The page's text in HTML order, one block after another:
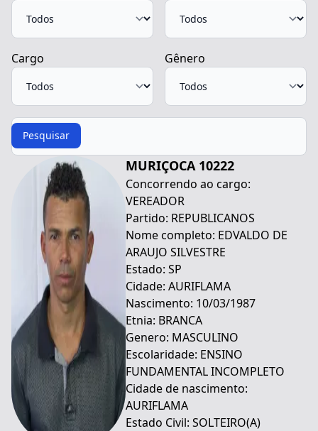
Cargo Gênero
Procurar
Pesquisar
MURIÇOCA 10222
Concorrendo ao cargo:
VEREADOR
Partido: REPUBLICANOS
Nome completo: EDVALDO DE
ARAUJO SILVESTRE
Estado: SP
Cidade: AURIFLAMA
Nascimento: 10/03/1987
Etnia: BRANCA
Genero: MASCULINO
Escolaridade: ENSINO
FUNDAMENTAL INCOMPLETO
Cidade de nascimento:
AURIFLAMA
Estado Civil: SOLTEIRO(A)